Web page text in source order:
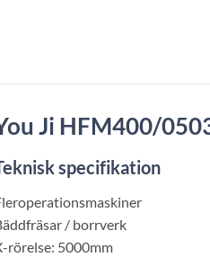
Ji HFM400/
specifikation
/ borrverk
rörelse: 5000mm